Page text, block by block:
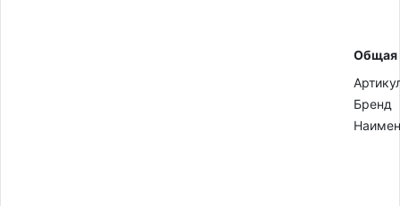
Общая
Бренд